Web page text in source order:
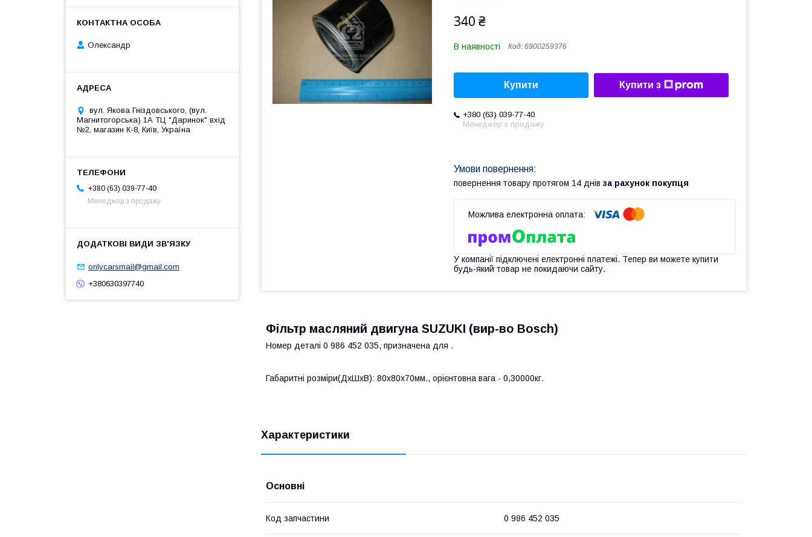
340 ₴
В наявності Код: 6900259376
Купити Купити з
+380 (63) 039-77-40
Менеджер з продажу
повернення товару протягом 14 днів за рахунок покупця
У компанії підключені електронні платежі. Тепер ви можете купити
будь-який товар не покидаючи сайту.
Фільтр масляний двигуна SUZUKI (вир-во Bosch)
Номер деталі 0 986 452 035, призначена для .
Габаритні розміри(ДхШхВ): 80x80x70мм., орієнтовна вага - 0,30000кг.
Характеристики
Основні
Код запчастини 0 986 452 035
Олександр
вул. Якова Гніздовського, (вул.
Магнитогорська) 1А ТЦ "Даринок" вхід
№2, магазин К-8, Київ, Україна
+380 (63) 039-77-40
Менеджер з продажу
onlycarsmail@gmail.com
+380630397740